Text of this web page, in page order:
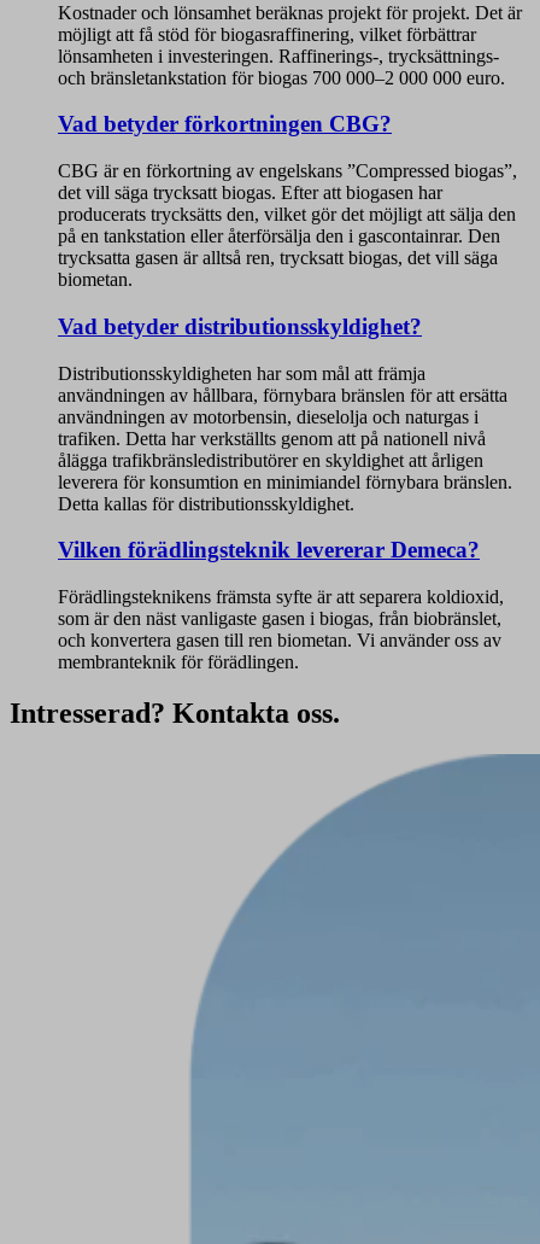
Kostnader och lönsamhet beräknas projekt för projekt. Det är
möjligt att få stöd för biogasraffinering, vilket förbättrar
lönsamheten i investeringen. Raffinerings-, trycksättnings-
och bränsletankstation för biogas 700 000–2 000 000 euro.
Vad betyder förkortningen CBG?
CBG är en förkortning av engelskans ”Compressed biogas”,
det vill säga trycksatt biogas. Efter att biogasen har
producerats trycksätts den, vilket gör det möjligt att sälja den
på en tankstation eller återförsälja den i gascontainrar. Den
trycksatta gasen är alltså ren, trycksatt biogas, det vill säga
biometan.
Vad betyder distributionsskyldighet?
Distributionsskyldigheten har som mål att främja
användningen av hållbara, förnybara bränslen för att ersätta
användningen av motorbensin, dieselolja och naturgas i
trafiken. Detta har verkställts genom att på nationell nivå
ålägga trafikbränsledistributörer en skyldighet att årligen
leverera för konsumtion en minimiandel förnybara bränslen.
Detta kallas för distributionsskyldighet.
Vilken förädlingsteknik levererar Demeca?
Förädlingsteknikens främsta syfte är att separera koldioxid,
som är den näst vanligaste gasen i biogas, från biobränslet,
och konvertera gasen till ren biometan. Vi använder oss av
membranteknik för förädlingen.
Intresserad? Kontakta oss.